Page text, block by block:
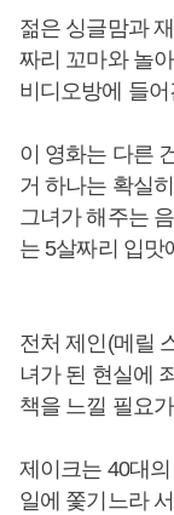
젊은 싱글맘과
짜리 꼬마와 놀
비디오방에 들
이 영화는 다른
거 하나는 확실
그녀가 해주는
는 5살짜리 입맛
전처 제인(메릴
녀가 된 현실에
책을 느낄 필요
제이크는 40대
일에 쫓기느라